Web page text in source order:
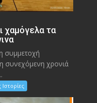
χαμόγελα τα
συμμετοχή
συνεχόμενη χρονιά